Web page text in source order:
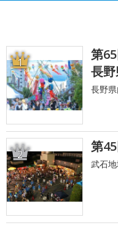
1
第
長
長野
2 第
武石